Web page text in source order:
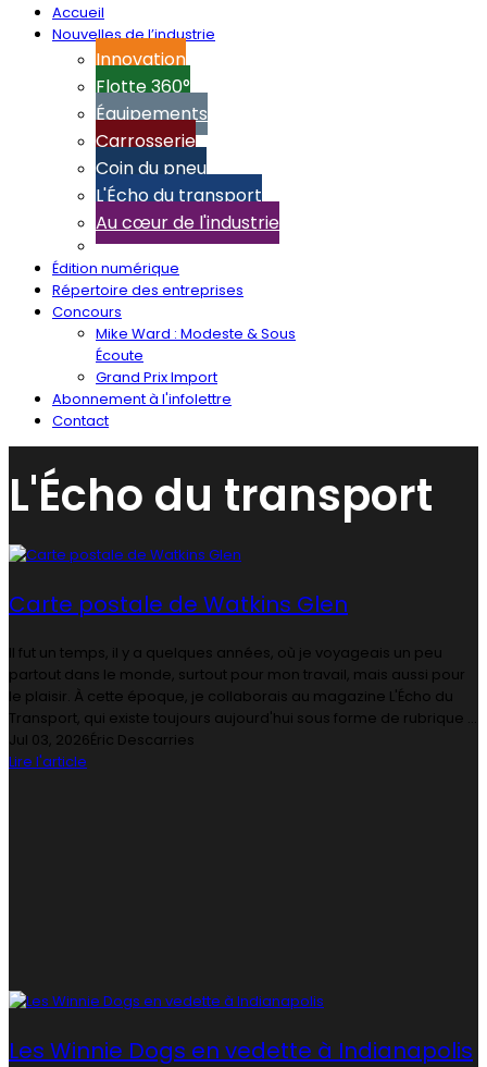
Accueil
Nouvelles de l’industrie
Innovation
Flotte 360°
Équipements
Carrosserie
Coin du pneu
L'Écho du transport
Au cœur de l'industrie
Édition numérique
Répertoire des entreprises
Concours
Mike Ward : Modeste & Sous
Écoute
Grand Prix Import
Abonnement à l'infolettre
Contact
L'Écho du transport
Carte postale de Watkins Glen
Il fut un temps, il y a quelques années, où je voyageais un peu
partout dans le monde, surtout pour mon travail, mais aussi pour
le plaisir. À cette époque, je collaborais au magazine L'Écho du
Transport, qui existe toujours aujourd'hui sous forme de rubrique ...
Jul 03, 2026Éric Descarries
Lire l'article
Les Winnie Dogs en vedette à Indianapolis